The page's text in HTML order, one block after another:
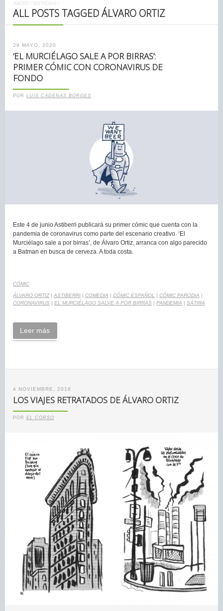
INICIO / NOTICIAS /
ALL POSTS TAGGED ÁLVARO ORTIZ
29 MAYO, 2020
‘EL MURCIÉLAGO SALE A POR BIRRAS’:
PRIMER CÓMIC CON CORONAVIRUS DE
FONDO
POR LUIS CADENAS BORGES
Este 4 de junio Astiberri publicará su primer cómic que cuenta con la
pandemia de coronavirus como parte del escenario creativo. ‘El
Murciélago sale a por birras’, de Álvaro Ortiz, arranca con algo parecido
a Batman en busca de cerveza. A toda costa.
CÓMIC
ÁLVARO ORTIZ| ASTIBERRI | COMEDIA | CÓMIC ESPAÑOL | CÓMIC PARODIA |
CORONAVIRUS | EL MURCIÉLAGO SALVE A POR BIRRAS | PANDEMIA | SÁTIRA
Leer más
4 NOVIEMBRE, 2016
LOS VIAJES RETRATADOS DE ÁLVARO ORTIZ
POR EL CORSO